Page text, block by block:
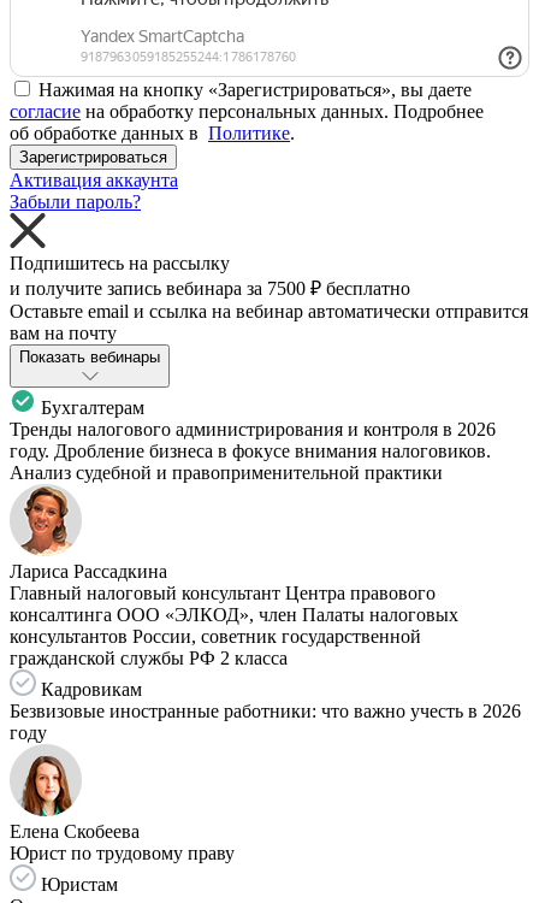
Нажимая на кнопку «Зарегистрироваться», вы даете
согласие на обработку персональных данных. Подробнее
об обработке данных в Политике.
Зарегистрироваться
Активация аккаунта
Забыли пароль?
Подпишитесь на рассылку
и получите запись вебинара за 7500 ₽ бесплатно
Оставьте email и ссылка на вебинар автоматически отправится
вам на почту
Показать вебинары
Бухгалтерам
Тренды налогового администрирования и контроля в 2026
году. Дробление бизнеса в фокусе внимания налоговиков.
Анализ судебной и правоприменительной практики
Лариса Рассадкина
Главный налоговый консультант Центра правового
консалтинга ООО «ЭЛКОД», член Палаты налоговых
консультантов России, советник государственной
гражданской службы РФ 2 класса
Кадровикам
Безвизовые иностранные работники: что важно учесть в 2026
году
Елена Скобеева
Юрист по трудовому праву
Юристам